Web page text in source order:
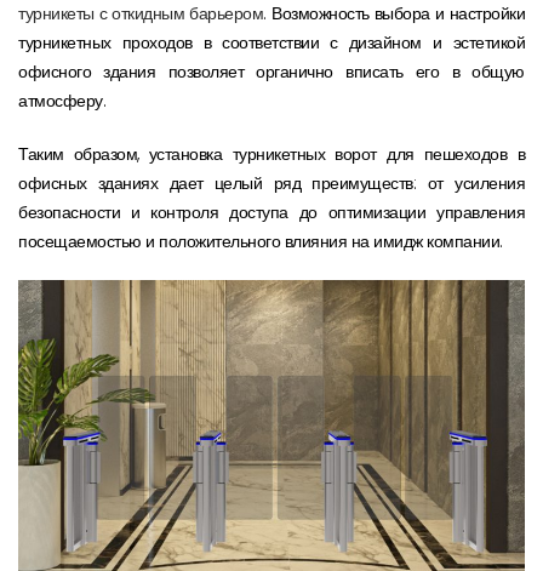
турникеты с откидным барьером. Возможность выбора и настройки
турникетных проходов в соответствии с дизайном и эстетикой
офисного здания позволяет органично вписать его в общую
атмосферу.
Таким образом, установка турникетных ворот для пешеходов в
офисных зданиях дает целый ряд преимуществ: от усиления
безопасности и контроля доступа до оптимизации управления
посещаемостью и положительного влияния на имидж компании.